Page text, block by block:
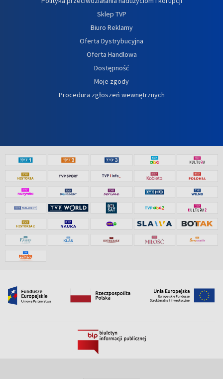
Sklep TVP
Biuro Reklamy
Oferta Dystrybucyjna
Oferta Handlowa
Dostępność
Moje zgody
Procedura zgłoszeń wewnętrznych